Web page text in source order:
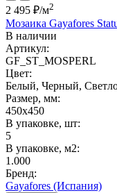
2 495 ₽/м2
Мозаика Gayafores
В наличии
Артикул:
GF_ST_MOSPERL
Цвет:
Белый, Черный,
Размер, мм:
450x450
В упаковке, шт:
5
В упаковке, м2:
1.000
Бренд:
Gayafores (Испания)